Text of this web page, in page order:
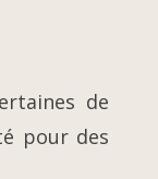
de
pour des